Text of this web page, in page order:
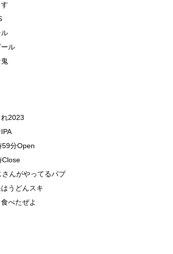
ル
2023
59分Open
Close
んがやってるパブ
うどんスキ
べたぜよ